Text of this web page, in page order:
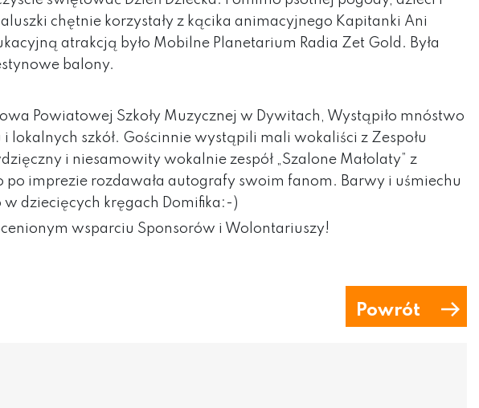
chętnie korzystały z kącika animacyjnego Kapitanki Ani
atrakcją było Mobilne Planetarium Radia Zet Gold. Była
balony.
Powiatowej Szkoły Muzycznej w Dywitach, Wystąpiło mnóstwo
szkół. Gościnnie wystąpili mali wokaliści z Zespołu
i niesamowity wokalnie zespół „Szalone Małolaty” z
po imprezie rozdawała autografy swoim fanom. Barwy i uśmiechu
w dziecięcych kręgach Domifika:-)
wsparciu Sponsorów i Wolontariuszy!
Powrót